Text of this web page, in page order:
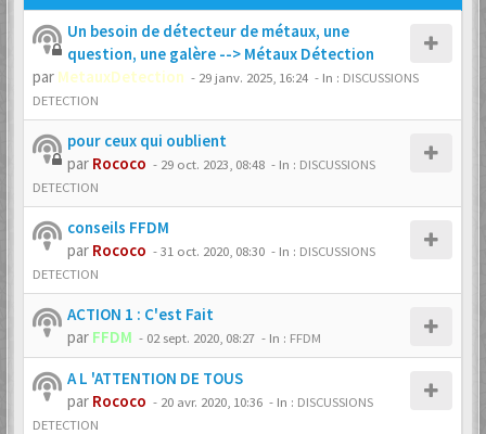
Un besoin de détecteur de métaux, une
question, une galère --> Métaux Détection
par MetauxDetection - 29 janv. 2025, 16:24 - In : DISCUSSIONS
DETECTION
pour ceux qui oublient
par Rococo - 29 oct. 2023, 08:48 - In : DISCUSSIONS
DETECTION
conseils FFDM
par Rococo -31 oct. 2020, 08:30 - In : DISCUSSIONS
DETECTION
ACTION 1 : C'est Fait
par FFDM - 02 sept. 2020, 08:27 - In : FFDM
A L 'ATTENTION DE TOUS
par Rococo - 20 avr. 2020, 10:36 - In : DISCUSSIONS
DETECTION